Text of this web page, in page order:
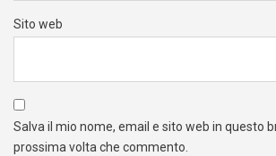
Sito web
Salva il mio nome, email e sito web in questo
prossima volta che commento.